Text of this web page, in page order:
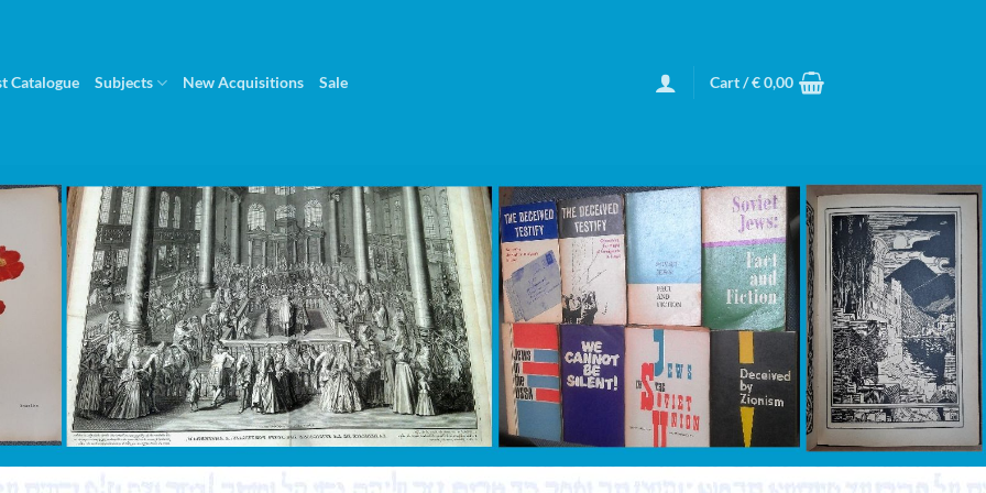
Catalogue Subjects New Acquisitions Sale Cart /€0,00